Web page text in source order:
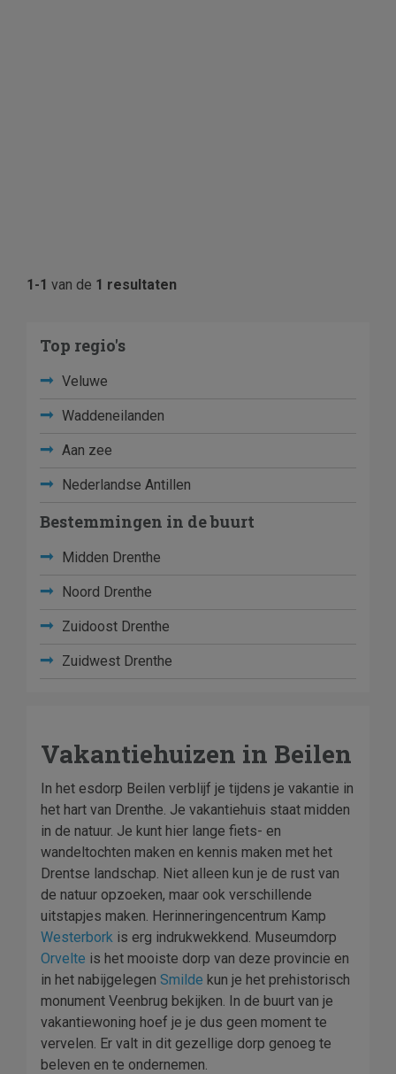
1-1 van de 1 resultaten
Top regio's
Veluwe
Waddeneilanden
Aan zee
Nederlandse Antillen
Bestemmingen in de buurt
Midden Drenthe
Noord Drenthe
Zuidoost Drenthe
Zuidwest Drenthe
Vakantiehuizen in Beilen
In het esdorp Beilen verblijf je tijdens je vakantie in
het hart van Drenthe. Je vakantiehuis staat midden
in de natuur. Je kunt hier lange fiets- en
wandeltochten maken en kennis maken met het
Drentse landschap. Niet alleen kun je de rust van
de natuur opzoeken, maar ook verschillende
uitstapjes maken. Herinneringencentrum Kamp
Westerbork is erg indrukwekkend. Museumdorp
Orvelte is het mooiste dorp van deze provincie en
in het nabijgelegen Smilde kun je het prehistorisch
monument Veenbrug bekijken. In de buurt van je
vakantiewoning hoef je je dus geen moment te
vervelen. Er valt in dit gezellige dorp genoeg te
beleven en te ondernemen.